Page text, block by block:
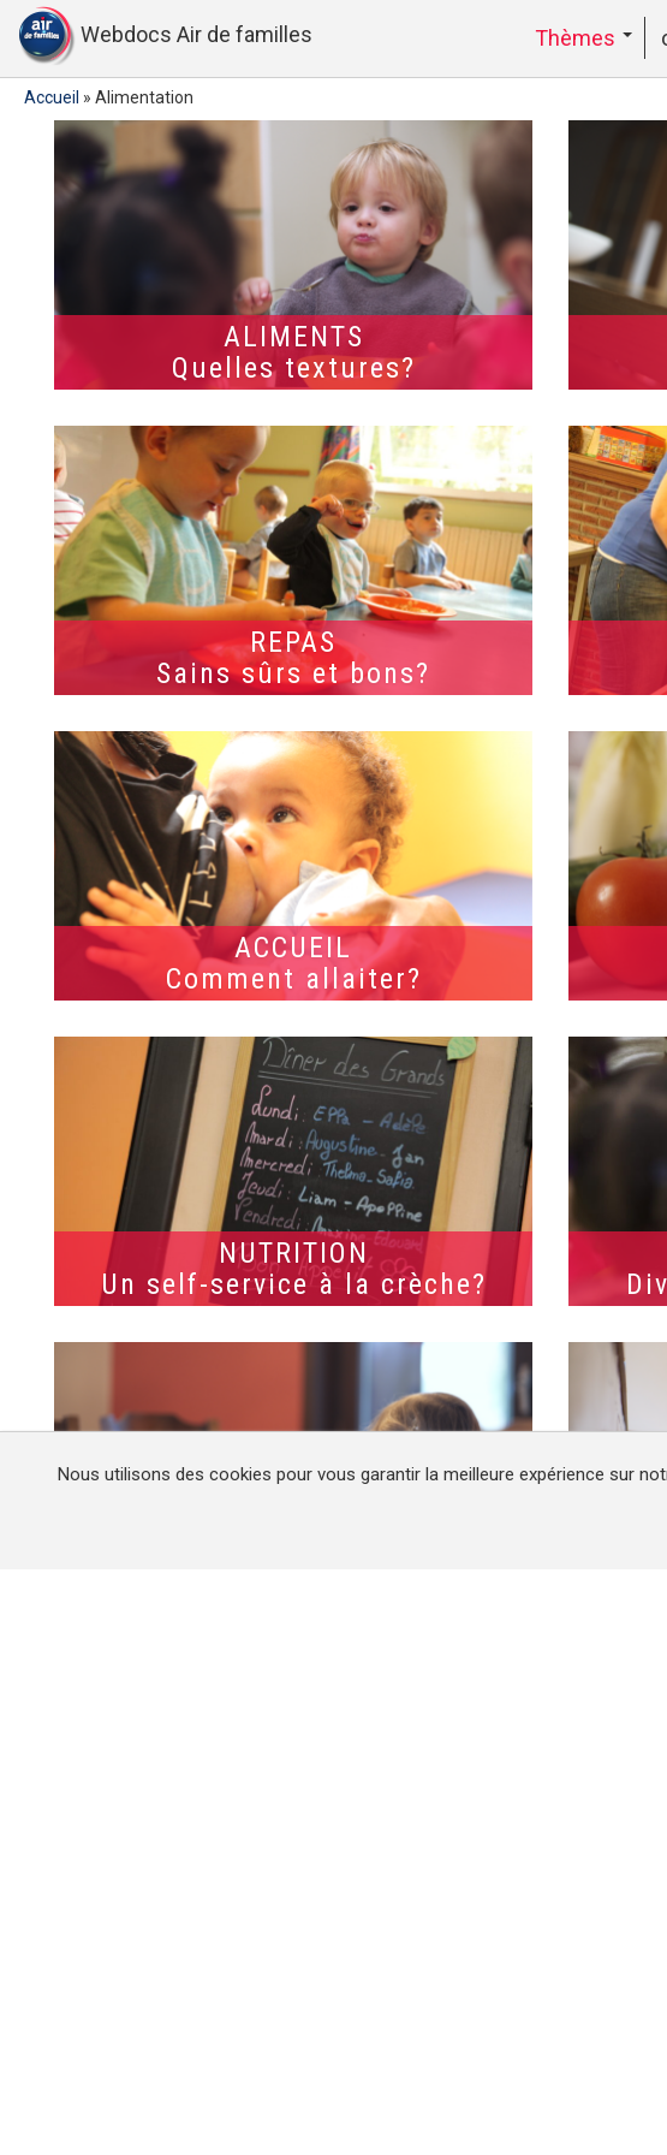
Webdocs Air de familles Thèmes
Accueil » Alimentation
ALIMENTS
Quelles textures?
REPAS
Sains sûrs et bons?
ACCUEIL
Comment allaiter?
NUTRITION
Un self-service à la crèche?
Nous utilisons des cookies pour vous garantir la meilleure expérience sur